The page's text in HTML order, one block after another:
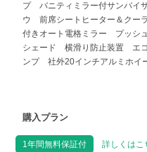
プ バニティミラー付サンバイ
ウ 前席シートヒーター＆ク
付きオート電格ミラー プッ
シェード 横滑り防止装置 エ
ンプ 社外20インチアルミホイ
購入プラン
1年間無料保証付 詳しくはこ